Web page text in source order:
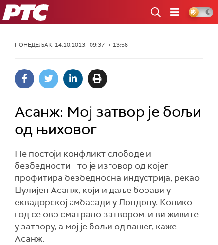
РТС
ПОНЕДЕЉАК, 14.10.2013, 09:37 -> 13:58
Асанж: Мој затвор је бољи
од њиховог
Не постоји конфликт слободе и
безбедности - то је изговор од којег
профитира безбедносна индустрија, рекао
Џулијен Асанж, који и даље борави у
еквадорској амбасади у Лондону. Колико
год се ово сматрало затвором, и ви живите
у затвору, а мој је бољи од вашег, каже
Асанж.